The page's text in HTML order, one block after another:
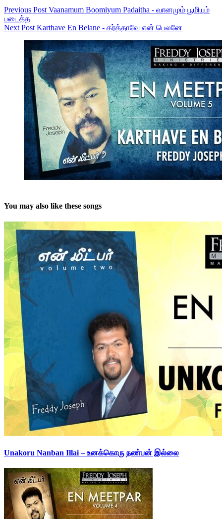
Previous Post Vaanamum Boomiyum Padaitha - வானமும் பூமியும்
படைத்த
Next Post Karthave En Belane - கர்த்தாவே என் பெலனே
You may also like these songs
Unakoru Nanban Illai – உனக்கொரு நண்பன் இல்லை